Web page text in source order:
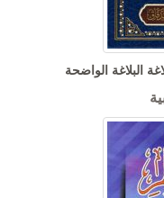
البلاغة الواضحة